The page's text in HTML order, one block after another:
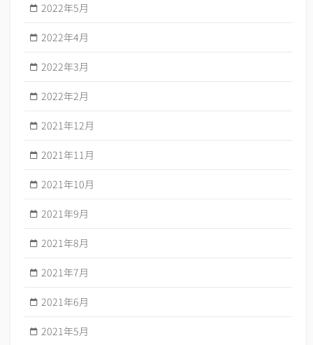
2022年5月
2022年4月
2022年3月
2022年2月
2021年12月
2021年11月
2021年10月
2021年9月
2021年8月
2021年7月
2021年6月
2021年5月